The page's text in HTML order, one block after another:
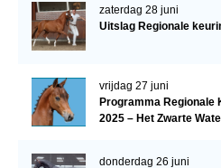
zaterdag 28 juni
Uitslag Regionale
vrijdag 27 juni
Programma Regionale
2025 – Het Zwarte
donderdag 26 juni